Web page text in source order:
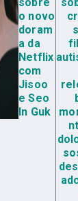
o novo
doram
a da
Netflix
com
Jisoo
e Seo
In Guk